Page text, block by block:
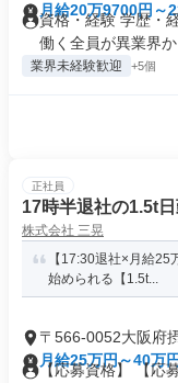
月給20万9700円～
資格・経験 学歴・
働く全員が異業界か
業界未経験歓迎 +5個
正社員
17時半退社の1.5t
株式会社 三晃
【17:30退社×月給
始められる【1.5t...
〒566-0052大阪府
月給25万円～40万
【応募資格】 【応